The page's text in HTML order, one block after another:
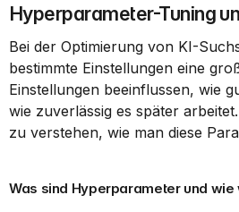
Hyperparameter-Tuning
Bei der Optimierung von KI-
bestimmte Einstellungen eine
Einstellungen beeinflussen, wie
wie zuverlässig es später
zu verstehen, wie man diese
Was sind Hyperparameter und